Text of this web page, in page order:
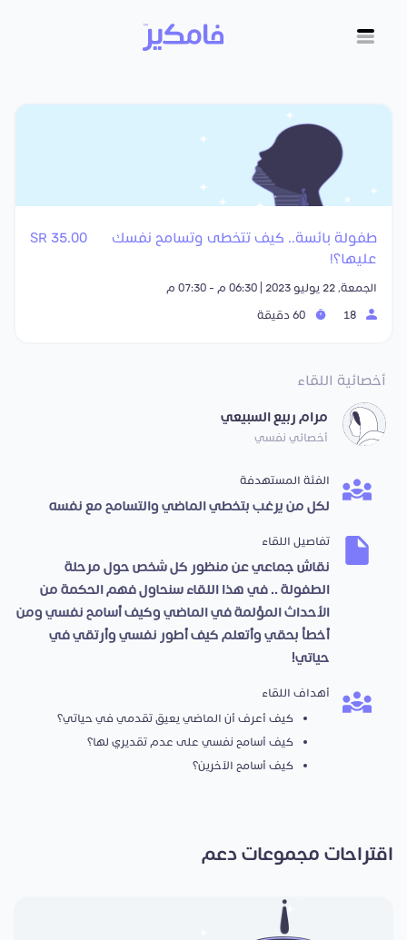
طفولة بائسة.. كيف تتخطى وتسامح نفسك
عليها؟!
35.00 SR
الجمعة, 22 يوليو 2023 | 06:30 م - 07:30 م
أخصائية اللقاء
مرام ربيع السبيعي
أخصائي نفسي
الفئة المستهدفة
لكل من يرغب بتخطي الماضي والتسامح مع نفسه
تفاصيل اللقاء
نقاش جماعي عن منظور كل شخص حول مرحلة
الطفولة .. في هذا اللقاء سنحاول فهم الحكمة من
الأحداث المؤلمة في الماضي وكيف أسامح نفسي ومن
أخطأ بحقي وأتعلم كيف أطور نفسي وأرتقي في
حياتي!
أهداف اللقاء
كيف أعرف أن الماضي يعيق تقدمي في حياتي؟
كيف أسامح نفسي على عدم تقديري لها؟
كيف أسامح الآخرين؟
اقتراحات مجموعات دعم